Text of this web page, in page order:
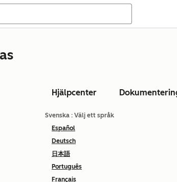
Hjälpcenter
Svenska : Välj ett språk
Español
Deutsch
日本語
Português
Français